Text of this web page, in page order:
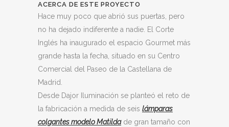
ACERCA DE ESTE PROYECTO
Hace muy poco que abrió sus puertas, pero
no ha dejado indiferente a nadie. El Corte
Inglés ha inaugurado el espacio Gourmet más
grande hasta la fecha, situado en su Centro
Comercial del Paseo de la Castellana de
Madrid.
Desde Dajor Iluminación se planteó el reto de
la fabricación a medida de seis lámparas
colgantes modelo Matildade gran tamaño con